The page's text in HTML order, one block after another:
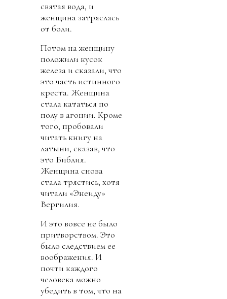
святая вода, и
женщина затряслась
от боли.
Потом на женщину
положили кусок
железа и сказали, что
это часть истинного
креста. Женщина
стала кататься по
полу в агонии. Кроме
того, пробовали
читать книгу на
латыни, сказав, что
это Библия.
Женщина снова
стала трястись, хотя
читали «Энеиду»
Вергилия.
И это вовсе не было
притворством. Это
было следствием ее
воображения. И
почти каждого
человека можно
убедить в том, что на